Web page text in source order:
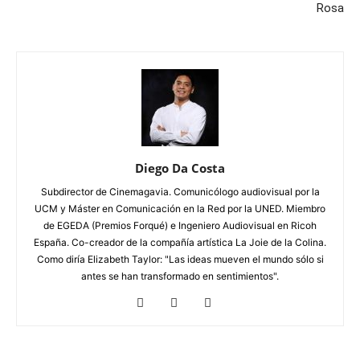
Rosa
Diego Da Costa
Subdirector de Cinemagavia. Comunicólogo audiovisual por la
UCM y Máster en Comunicación en la Red por la UNED. Miembro
de EGEDA (Premios Forqué) e Ingeniero Audiovisual en Ricoh
España. Co-creador de la compañía artística La Joie de la Colina.
Como diría Elizabeth Taylor: "Las ideas mueven el mundo sólo si
antes se han transformado en sentimientos".